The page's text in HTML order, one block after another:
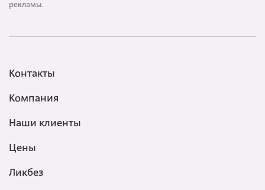
рекламы.
Контакты
Компания
Наши клиенты
Цены
Ликбез